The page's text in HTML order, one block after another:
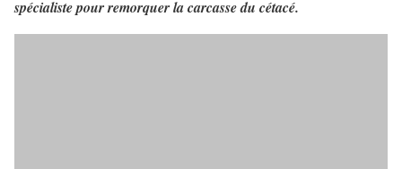
spécialiste pour remorquer la carcasse du cétacé.